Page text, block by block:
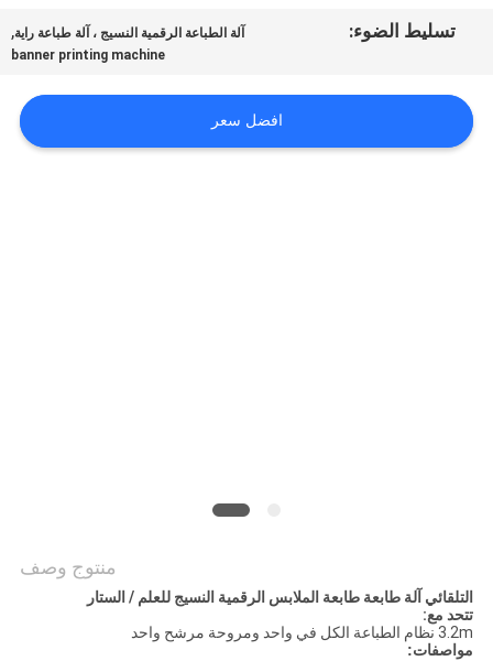
أخبار
تسليط الضوء: آلة الطباعة الرقمية النسيج ، آلة طباعة راية,
banner printing machine
افضل سعر
منتوج وصف
التلقائي آلة طابعة طابعة الملابس الرقمية النسيج للعلم / الستار
تتحد مع:
3.2m نظام الطباعة الكل في واحد ومروحة مرشح واحد
مواصفات: